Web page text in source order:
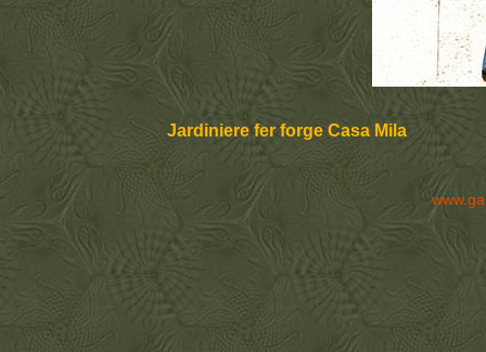
Jardiniere fer forge Casa Mila